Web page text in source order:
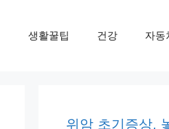
생활꿀팁 건강 자동
위암 초기증상,